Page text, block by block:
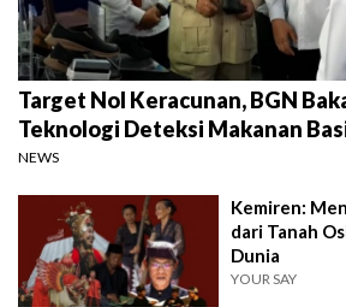
Target Nol Keracunan, BGN
Teknologi Deteksi Makanan
NEWS
Kemiren:
dari Tanah
Dunia
YOUR SAY